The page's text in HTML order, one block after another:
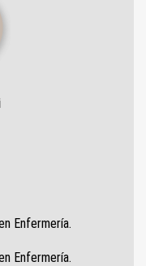
Enfermería.
Enfermería.